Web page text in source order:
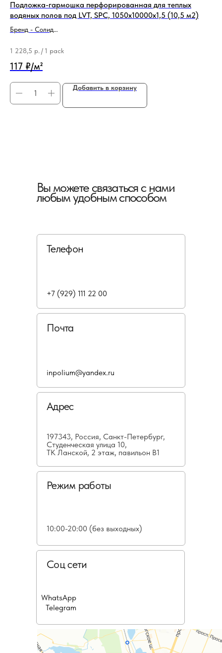
Подложка-гармошка перфорированная для теплых
водяных полов под LVT, SPC, 1050х10000х1,5 (10,5 м2)
Бренд - Солид
1 228,5 р. / 1 pack
117 ₽/м²
Добавить в корзину
Вы можете связаться с нами
любым удобным способом
Телефон
Почта
Адрес
197343, Россия, Санкт-Петербург,
Студенческая улица 10,
ТК Ланской, 2 этаж, павильон В1
Режим работы
10:00-20:00 (без выходных)
Соц сети
+7 (929) 111 22 00
inpolium@yandex.ru
WhatsApp
Telegram